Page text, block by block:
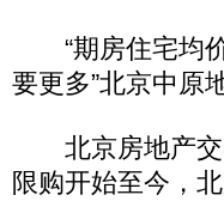
“期房住宅均价
要更多”北京中原
北京房地产交
限购开始至今，